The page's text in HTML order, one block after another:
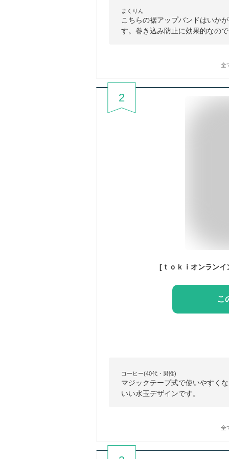
まくりん
こちらの裾アップバンドはいか
す。巻き込み防止に効果的なの
全
2
こ
コーヒー(40代・男性)
マジックテープ式で使いやすく
いい水玉デザインです。
全